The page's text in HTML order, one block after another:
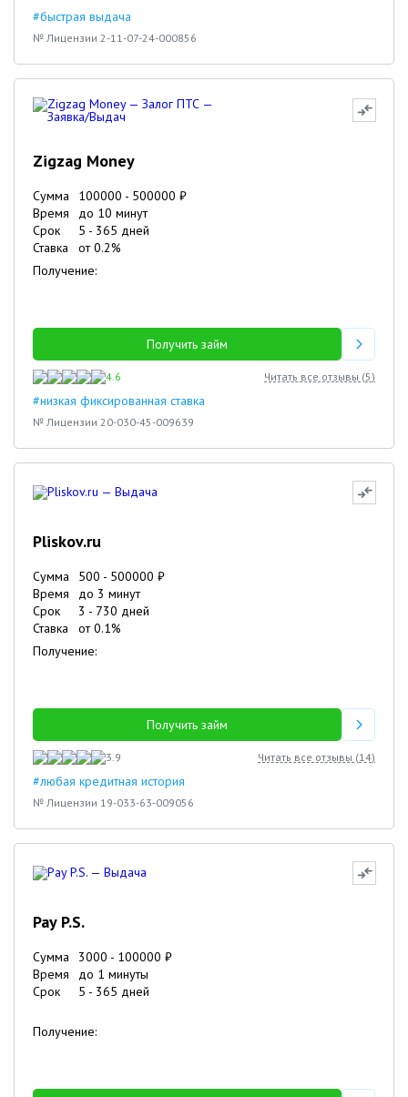
#быстрая выдача
№ Лицензии 2-11-07-24-000856
Zigzag Money
Сумма 100000 - 500000 ₽
Время
до 10 минут
Срок
5 - 365 дней
Ставка
от0.2%
Получение:
Получить займ
4.6 Читать все отзывы (5)
#низкая фиксированная ставка
№ Лицензии 20-030-45-009639
Pliskov.ru
Сумма 500 - 500000 ₽
Время
до 3 минут
Срок
3 - 730 дней
Ставка
от0.1%
Получение:
Получить займ
3.9 Читать все отзывы (14)
#любая кредитная история
№ Лицензии 19-033-63-009056
Pay P.S.
Сумма 3000 - 100000 ₽
Время
до 1 минуты
Срок
5 - 365 дней
Получение: